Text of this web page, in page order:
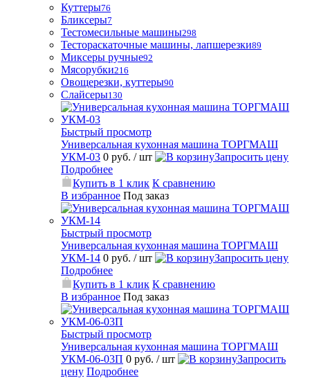
Куттеры76
Бликсеры7
Тестомесильные машины298
Тестораскаточные машины, лапшерезки89
Миксеры ручные92
Мясорубки216
Овощерезки, куттеры90
Слайсеры130
Быстрый просмотр
Универсальная кухонная машина ТОРГМАШ
УКМ-03 0 руб. / шт
Запросить цену
Подробнее
Купить в 1 клик К сравнению
В избранное Под заказ
Быстрый просмотр
Универсальная кухонная машина ТОРГМАШ
УКМ-14 0 руб. / шт
Запросить цену
Подробнее
Купить в 1 клик К сравнению
В избранное Под заказ
Быстрый просмотр
Универсальная кухонная машина ТОРГМАШ
УКМ-06-03П 0 руб. / шт
Запросить
цену Подробнее